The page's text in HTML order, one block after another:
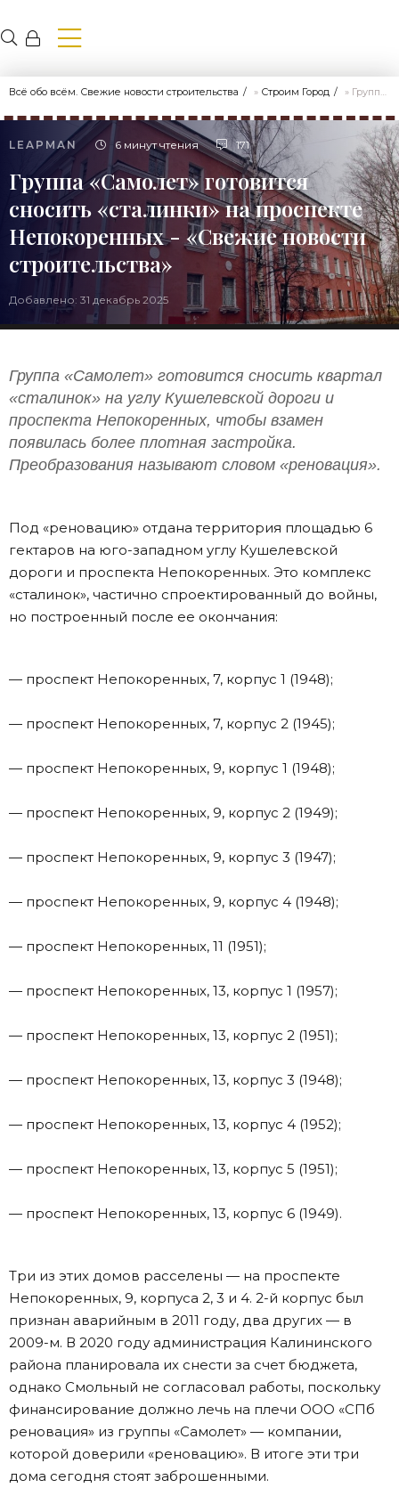
Всё обо всём. Свежие новости строительства » Строим Город » Группа «Самолет» готовится сносить «сталинки» на проспекте Непокоренных - «Свежие новости строительства»
LEAPMAN 6 минут чтения 171
Группа «Самолет» готовится
сносить «сталинки» на проспекте
Непокоренных - «Свежие новости
строительства»
Добавлено: 31 декабрь 2025
Группа «Самолет» готовится сносить квартал
«сталинок» на углу Кушелевской дороги и
проспекта Непокоренных, чтобы взамен
появилась более плотная застройка.
Преобразования называют словом «реновация».
Под «реновацию» отдана территория площадью 6
гектаров на юго-западном углу Кушелевской
дороги и проспекта Непокоренных. Это комплекс
«сталинок», частично спроектированный до войны,
но построенный после ее окончания:
— проспект Непокоренных, 7, корпус 1 (1948);
— проспект Непокоренных, 7, корпус 2 (1945);
— проспект Непокоренных, 9, корпус 1 (1948);
— проспект Непокоренных, 9, корпус 2 (1949);
— проспект Непокоренных, 9, корпус 3 (1947);
— проспект Непокоренных, 9, корпус 4 (1948);
— проспект Непокоренных, 11 (1951);
— проспект Непокоренных, 13, корпус 1 (1957);
— проспект Непокоренных, 13, корпус 2 (1951);
— проспект Непокоренных, 13, корпус 3 (1948);
— проспект Непокоренных, 13, корпус 4 (1952);
— проспект Непокоренных, 13, корпус 5 (1951);
— проспект Непокоренных, 13, корпус 6 (1949).
Три из этих домов расселены — на проспекте
Непокоренных, 9, корпуса 2, 3 и 4. 2-й корпус был
признан аварийным в 2011 году, два других — в
2009-м. В 2020 году администрация Калининского
района планировала их снести за счет бюджета,
однако Смольный не согласовал работы, поскольку
финансирование должно лечь на плечи ООО «СПб
реновация» из группы «Самолет» — компании,
которой доверили «реновацию». В итоге эти три
дома сегодня стоят заброшенными.